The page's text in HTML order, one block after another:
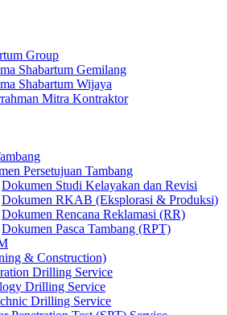
Group
Shabartum Gemilang
Shabartum Wijaya
Mitra Kontraktor
Persetujuan Tambang
Dokumen Studi Kelayakan dan Revisi
Dokumen RKAB (Eksplorasi & Produksi)
Dokumen Rencana Reklamasi (RR)
Dokumen Pasca Tambang (RPT)
& Construction)
Drilling Service
Drilling Service
Drilling Service